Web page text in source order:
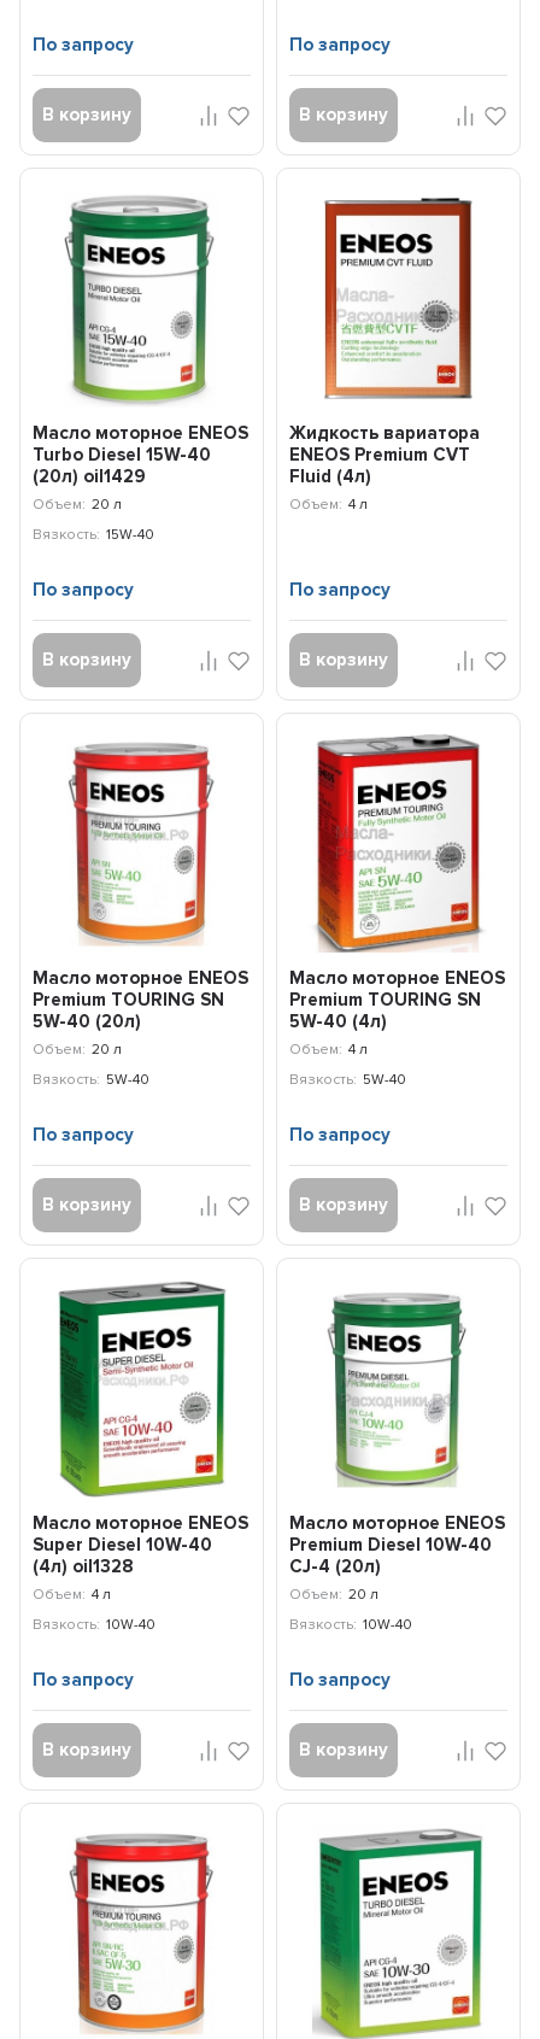
По запросу
В корзину
По запросу
В корзину
Масло моторное ENEOS
Turbo Diesel 15W-40
(20л) oil1429
Объем: 20 л
Вязкость: 15W-40
По запросу
В корзину
Жидкость вариатора
ENEOS Premium CVT
Fluid (4л)
8809478942094
Объем: 4 л
По запросу
В корзину
Масло моторное ENEOS
Premium TOURING SN
5W-40 (20л)
8809478942476
Объем: 20 л
Вязкость: 5W-40
По запросу
В корзину
Масло моторное ENEOS
Premium TOURING SN
5W-40 (4л)
8809478942162
Объем: 4 л
Вязкость: 5W-40
По запросу
В корзину
Масло моторное ENEOS
Super Diesel 10W-40
(4л) oil1328
Объем: 4 л
Вязкость: 10W-40
По запросу
В корзину
Масло моторное ENEOS
Premium Diesel 10W-40
CJ-4 (20л)
8809478942834
Объем: 20 л
Вязкость: 10W-40
По запросу
В корзину